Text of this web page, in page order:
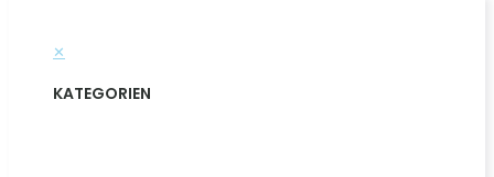
✕
KATEGORIEN